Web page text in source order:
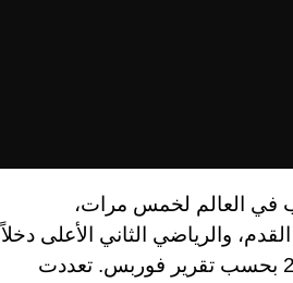
العالم لخمس مرات،
والرياضي الثاني الأعلى دخلاً
في العالم في عام 2020 بحسب تقرير فوربس. تعددت